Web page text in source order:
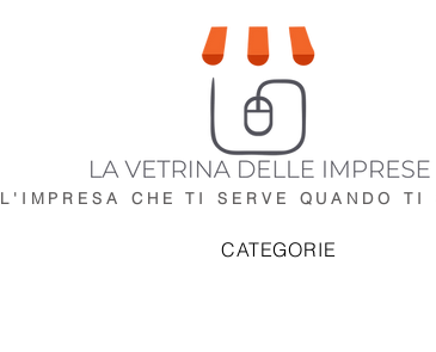
L'IMPRESA CHE TI SERVE QUANDO TI
CATEGORIE